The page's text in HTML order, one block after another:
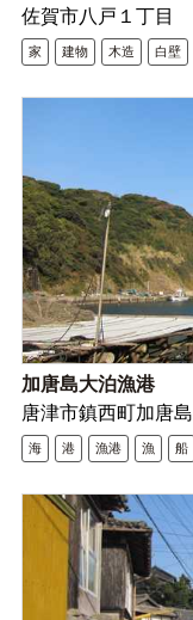
佐賀市八戸１丁目
家 建物 木造 白壁
加唐島大泊漁港
唐津市鎮西町加唐島
海 港 漁港 漁 船